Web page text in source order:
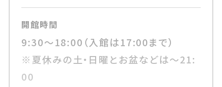
開館時間
9:30～18:00（入館は17:00まで）
※夏休みの土・日曜とお盆などは～21:
00